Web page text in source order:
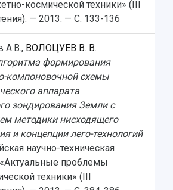
космической техники» (III
— 2013. — С. 133-136
А.В., ВОЛОЦУЕВ В. В.
формирования
компоновочной схемы
аппарата
зондирования Земли с
методики нисходящего
и концепции лего-технологий
научно-техническая
проблемы
техники» (III